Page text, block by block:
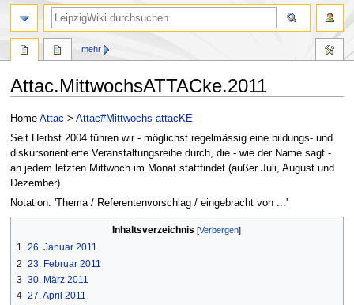
Attac.MittwochsATTACke.2011
Zur
Navigation
springen
Zur
Suche
springen
Home Attac > Attac#Mittwochs-attacKE
Seit Herbst 2004 führen wir - möglichst regelmässig eine bildungs- und
diskursorientierte Veranstaltungsreihe durch, die - wie der Name sagt -
an jedem letzten Mittwoch im Monat stattfindet (außer Juli, August und
Dezember).
Notation: 'Thema / Referentenvorschlag / eingebracht von ...'
Inhaltsverzeichnis
1 26. Januar 2011
2 23. Februar 2011
3 30. März 2011
4 27. April 2011
mehr